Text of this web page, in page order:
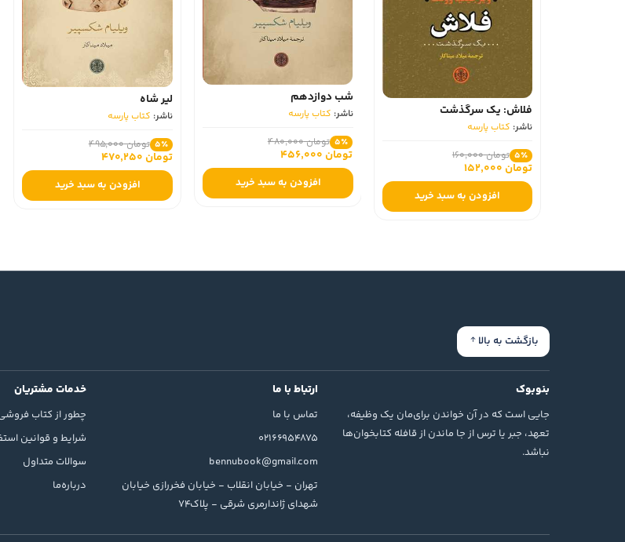
فلاش: یک سرگذشت
ناشر: کتاب پارسه
5٪ تومان 160,000
تومان 152,000
افزودن به سبد خرید
شب دوازدهم
ناشر: کتاب پارسه
5٪ تومان 480,000
تومان 456,000
افزودن به سبد خرید
لیر شاه
ناشر: کتاب پارسه
5٪ تومان 495,000
تومان 470,250
افزودن به سبد خرید
بازگشت به بالا
بنوبوک
جایی است که در آن خواندن برای‌مان یک وظیفه،
تعهد، جبر یا ترس از جا ماندن از قافله کتابخوان‌ها
نباشد.
ارتباط با ما
تماس با ما
02166954875
bennubook@gmail.com
تهران - خیابان انقلاب - خیابان فخررازی خیابان
شهدای ژاندارمری شرقی - پلاک74
خدمات مشتریان
چطور از کتاب
شرایط و قوانین
سوالات متداول
درباره‌ما